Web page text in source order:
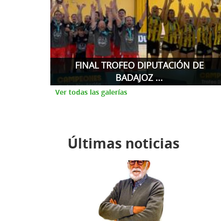
COPA EXTREMADURA 1ª DIVISIÓN
NACION...
Ver todas las galerías
Últimas noticias